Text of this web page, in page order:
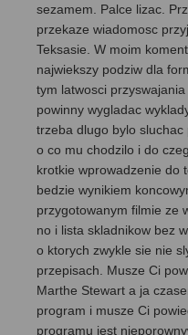
sezamem. Palce lizac.
przekaze wiadomosc
Teksasie. W moim
najwiekszy podziw dla
tym latwosci
powinny wygladac
trzeba dlugo bylo
o co mu chodzilo i do
krotkie wprowadzenie do
bedzie wynikiem
przygotowanym filmie ze
no i lista skladnikow bez
o ktorych zwykle sie nie
przepisach. Musze Ci
Marthe Stewart a ja
program i musze Ci
programu jest